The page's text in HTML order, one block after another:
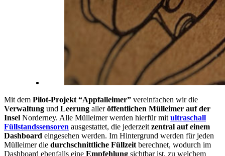
Mit dem Pilot-Projekt “Appfalleimer” vereinfachen wir die
Verwaltung und Leerung alleröffentlichen Mülleimer auf der
Insel Norderney. Alle Mülleimer werden hierfür mit ultraschall
Füllstandssensoren ausgestattet, die jederzeit zentral auf einem
Dashboard eingesehen werden. Im Hintergrund werden für jeden
Mülleimer die durchschnittliche Füllzeit berechnet, wodurch im
Dashboard ebenfalls eine Empfehlung sichtbar ist, zu welchem